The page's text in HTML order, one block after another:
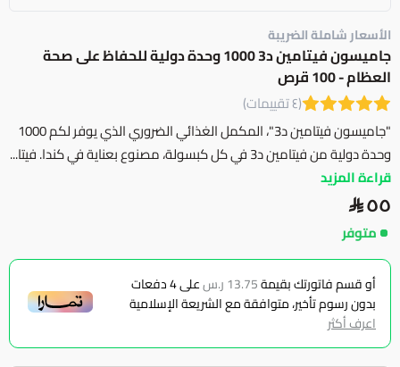
الأسعار شاملة الضريبة
جاميسون فيتامين د3 1000 وحدة دولية للحفاظ على صحة
العظام - 100 قرص
(٤ تقييمات)
"جاميسون فيتامين د3"، المكمل الغذائي الضروري الذي يوفر لكم 1000
وحدة دولية من فيتامين د3 في كل كبسولة، مصنوع بعناية في كندا. فيتا...
قراءة المزيد
٥٥
متوفر
أو قسم فاتورتك بقيمة13.75 ر.س على4دفعات
بدون رسوم تأخير، متوافقة مع الشريعة الإسلامية
اعرف أكثر